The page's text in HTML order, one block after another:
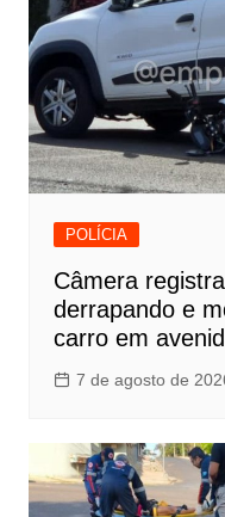
POLÍCIA
Câmera
derrapando e
carro em
7 de agosto de